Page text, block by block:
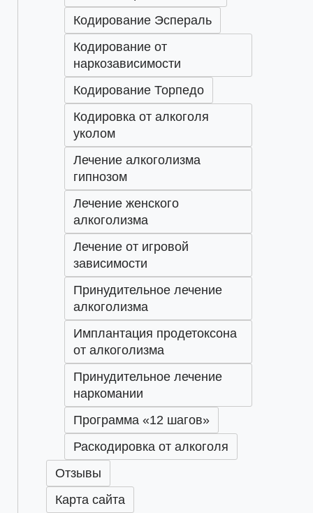
Кодирование Эспераль
Кодирование от
наркозависимости
Кодирование Торпедо
Кодировка от алкоголя
уколом
Лечение алкоголизма
гипнозом
Лечение женского
алкоголизма
Лечение от игровой
зависимости
Принудительное лечение
алкоголизма
Имплантация продетоксона
от алкоголизма
Принудительное лечение
наркомании
Программа «12 шагов»
Раскодировка от алкоголя
Отзывы
Карта сайта